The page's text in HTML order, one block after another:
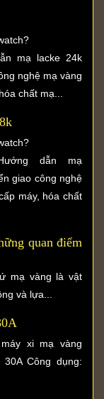
mạ lacke 24k
nghệ mạ vàng
chất mạ...
Hướng dẫn mạ
giao công nghệ
máy, hóa chất
quan điểm
mạ vàng là vật
và lựa...
xi mạ vàng
Công dụng: